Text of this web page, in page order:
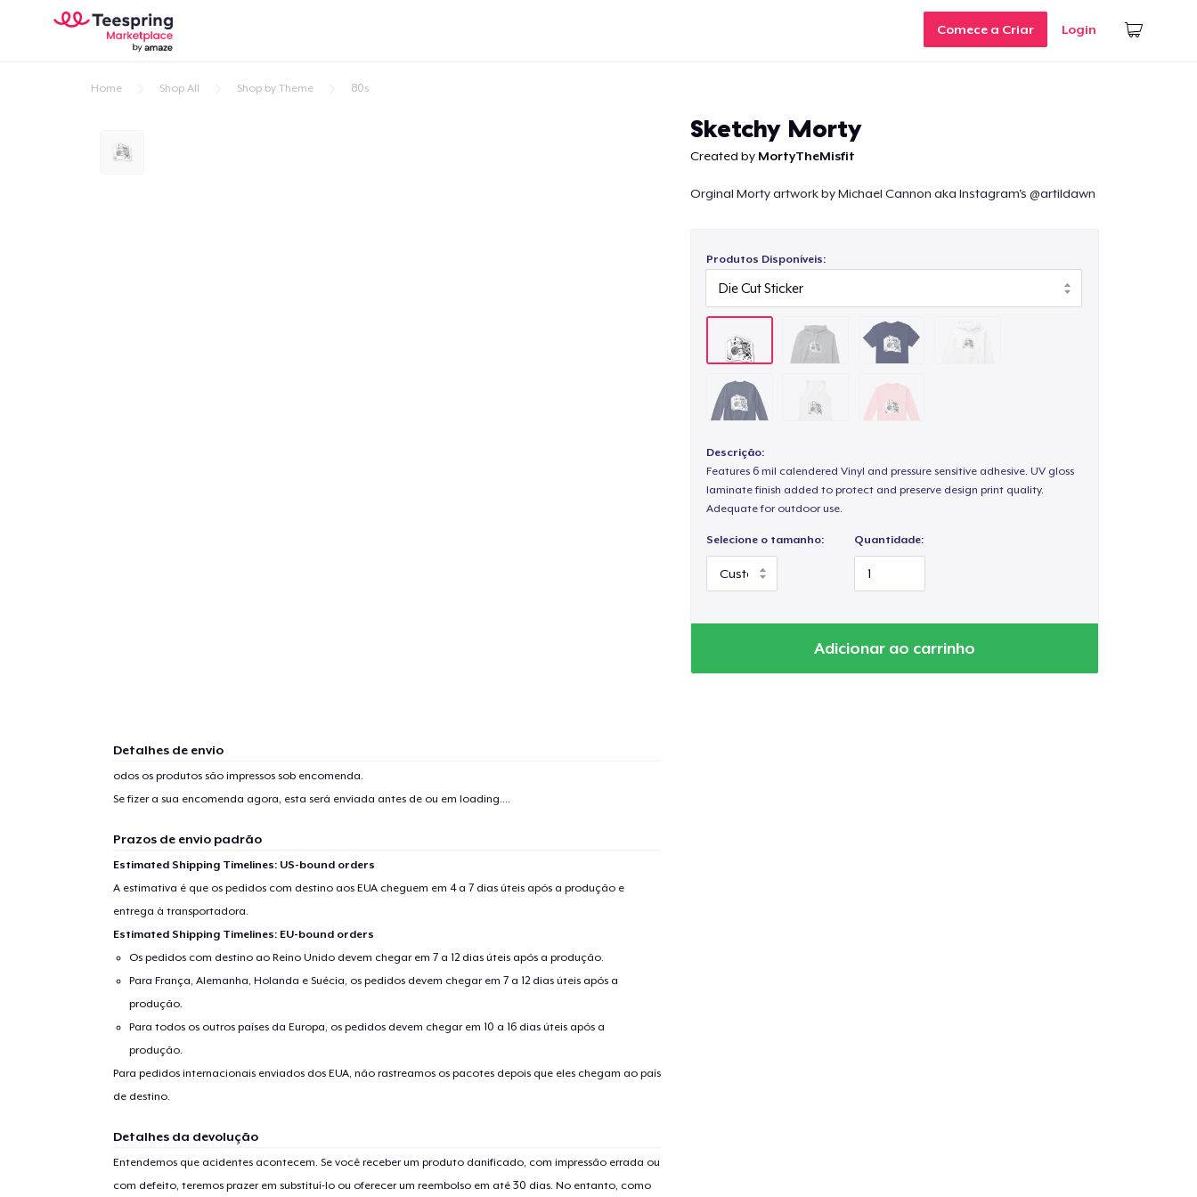
Comece a Criar Login
Home Shop All Shop by Theme 80s
Sketchy Morty
Created by MortyTheMisfit
Orginal Morty artwork by Michael Cannon aka Instagram's @artildawn
Produtos Disponíveis:
Descrição:
Features 6 mil calendered Vinyl and pressure sensitive adhesive. UV gloss
laminate finish added to protect and preserve design print quality.
Adequate for outdoor use.
Selecione o tamanho: Quantidade:
Adicionar ao carrinho
Detalhes de envio
odos os produtos são impressos sob encomenda.
Se fizer a sua encomenda agora, esta será enviada antes de ou em loading....
Prazos de envio padrão
Estimated Shipping Timelines: US-bound orders
A estimativa é que os pedidos com destino aos EUA cheguem em 4 a 7 dias úteis após a produção e
entrega à transportadora.
Estimated Shipping Timelines: EU-bound orders
Os pedidos com destino ao Reino Unido devem chegar em 7 a 12 dias úteis após a produção.
Para França, Alemanha, Holanda e Suécia, os pedidos devem chegar em 7 a 12 dias úteis após a
produção.
Para todos os outros países da Europa, os pedidos devem chegar em 10 a 16 dias úteis após a
produção.
Para pedidos internacionais enviados dos EUA, não rastreamos os pacotes depois que eles chegam ao país
de destino.
Detalhes da devolução
Entendemos que acidentes acontecem. Se você receber um produto danificado, com impressão errada ou
com defeito, teremos prazer em substituí-lo ou oferecer um reembolso em até 30 dias. No entanto, como
1artigo adicionado ao